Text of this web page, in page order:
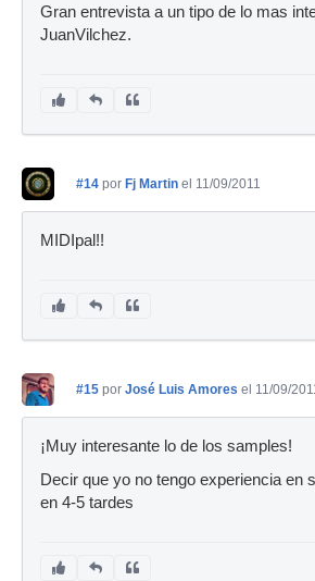
Gran entrevista a un tipo de lo mas
JuanVilchez.
#14 por Fj Martin el 11/09/2011
MIDIpal!!
#15 por José Luis Amores el 11/09/
¡Muy interesante lo de los samples!
Decir que yo no tengo experiencia en
en 4-5 tardes